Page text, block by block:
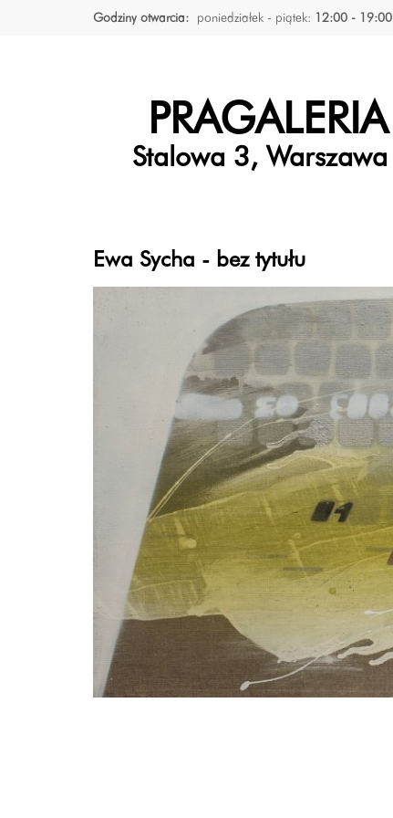
Godziny otwarcia: poniedziałek - piątek: 12:00 - 19:00
PRAGALERIA
Stalowa 3, Warszawa
Ewa Sycha - bez tytułu